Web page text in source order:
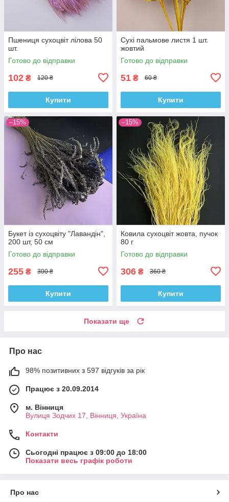
Пшениця сухоцвіт лілова 50
шт.
Готово до відправки
102 ₴ 120 ₴
Купити
Сухі пальмове листя 1 шт.
жовтий
Готово до відправки
51 ₴ 60 ₴
Купити
–15%
Букет із сухоцвіту "Лавандін",
200 шт, 50 см
Готово до відправки
255 ₴ 300 ₴
Купити
–15%
Ковила сухоцвіт жовта, пучок
80 г
Готово до відправки
306 ₴ 360 ₴
Купити
Показати ще
Про нас
98% позитивних з 597 відгуків за рік
Працює з 20.09.2014
м. Вінниця
Вулиця Зодчих 17, Вінниця, Україна
Контакти
Сьогодні працює з 09:00 до 18:00
Показати весь графік роботи
Про нас